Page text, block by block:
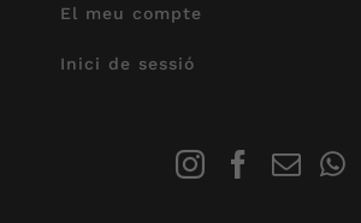
El meu compte
Inici de sessió